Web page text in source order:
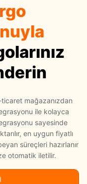
mağazanızdan
ile kolayca
sayesinde
en uygun fiyatlı
süreçleri hazırlanır
otomatik iletilir.